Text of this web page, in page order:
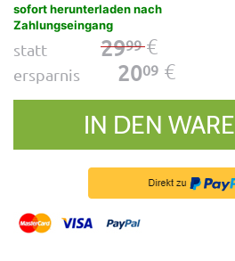
sofort herunterladen nach
Zahlungseingang
statt 2999€
ersparnis 2009 €
IN DEN